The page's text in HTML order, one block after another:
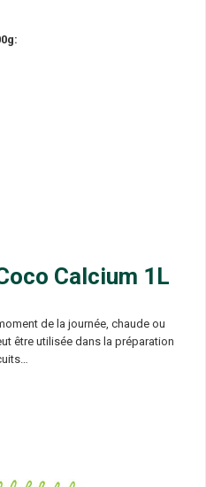
Calcium 1L
de la journée, chaude ou
être utilisée dans la préparation